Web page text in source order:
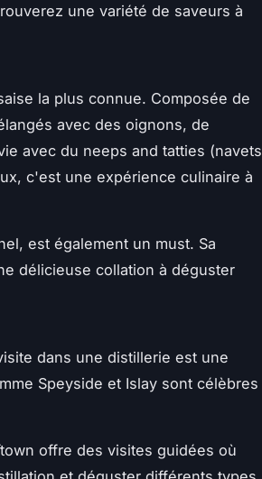
une variété de saveurs à
la plus connue. Composée de
avec des oignons, de
avec du neeps and tatties (navets
c'est une expérience culinaire à
est également un must. Sa
délicieuse collation à déguster
dans une distillerie est une
Speyside et Islay sont célèbres
offre des visites guidées où